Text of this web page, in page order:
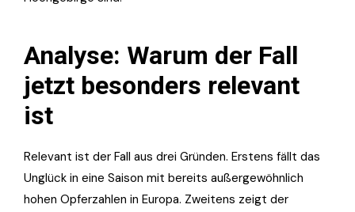
Analyse: Warum der Fall
jetzt besonders relevant
ist
Relevant ist der Fall aus drei Gründen. Erstens fällt das
Unglück in eine Saison mit bereits außergewöhnlich
hohen Opferzahlen in Europa. Zweitens zeigt der